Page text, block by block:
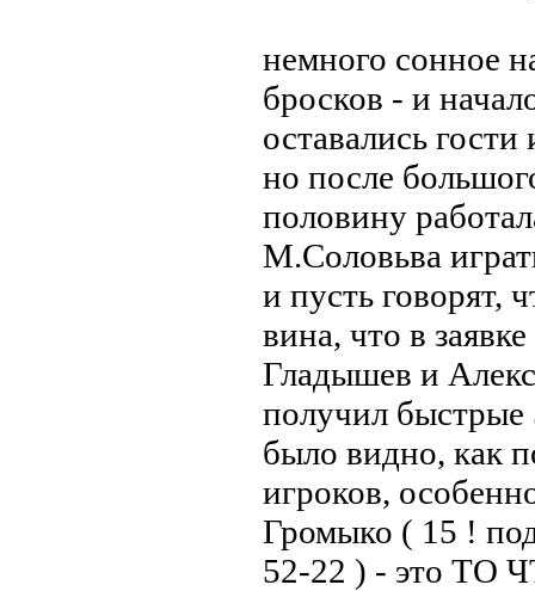
немного сонное
бросков - и
оставались
но после
половину
М.Соловьва
и пусть говорят,
вина, что в
Гладышев и
получил быстрые
было видно, как
игроков,
Громыко ( 15 !
52-22 ) - это ТО